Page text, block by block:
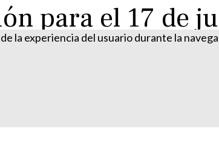
para el 17 de
la experiencia del usuario durante la